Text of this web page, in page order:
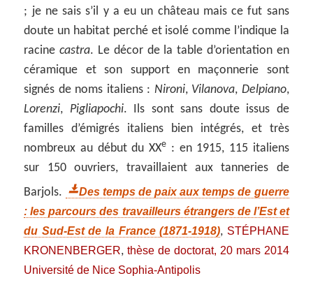
; je ne sais s’il y a eu un château mais ce fut sans
doute un habitat perché et isolé comme l’indique la
racinecastra. Le décor de la table d’orientation en
céramique et son support en maçonnerie sont
signés de noms italiens : Nironi, Vilanova, Delpiano,
Lorenzi, Pigliapochi. Ils sont sans doute issus de
familles d’émigrés italiens bien intégrés, et très
nombreux au début du XXe
: en 1915, 115 italiens
sur 150 ouvriers, travaillaient aux tanneries de
Barjols.
Des temps de paix aux temps de guerre
: les parcours des travailleurs étrangers de l’Est et
du Sud-Est de la France (1871-1918), STÉPHANE
KRONENBERGER,thèse de doctorat, 20 mars 2014
Université de Nice Sophia-Antipolis